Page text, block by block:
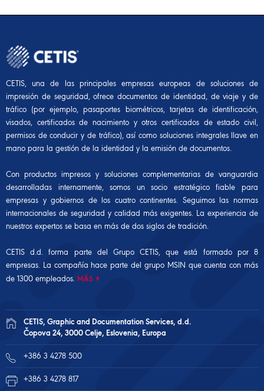
CETIS, una de las principales empresas europeas de soluciones de
impresión de seguridad, ofrece documentos de identidad, de viaje y de
tráfico (por ejemplo, pasaportes biométricos, tarjetas de identificación,
visados, certificados de nacimiento y otros certificados de estado civil,
permisos de conducir y de tráfico), así como soluciones integrales llave en
mano para la gestión de la identidad y la emisión de documentos.
Con productos impresos y soluciones complementarias de vanguardia
desarrolladas internamente, somos un socio estratégico fiable para
empresas y gobiernos de los cuatro continentes. Seguimos las normas
internacionales de seguridad y calidad más exigentes. La experiencia de
nuestros expertos se basa en más de dos siglos de tradición.
CETIS d.d. forma parte del Grupo CETIS, que está formado por 8
empresas. La compañía hace parte del grupo MSIN que cuenta con más
de 1300 empleados. MÁS
CETIS, Graphic and Documentation Services, d.d.
Čopova 24, 3000 Celje, Eslovenia, Europa
+386 3 4278 500
+386 3 4278 817